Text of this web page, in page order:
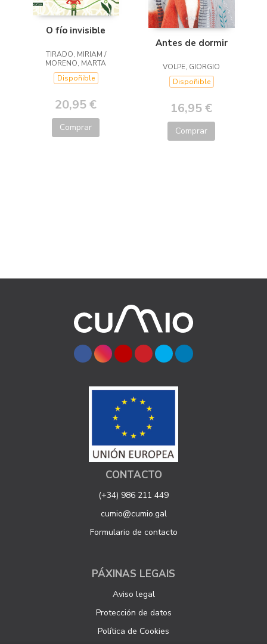
O fío invisible
TIRADO, MIRIAM /
MORENO, MARTA
Dispoñible
20,95 €
Comprar
Antes de dormir
VOLPE, GIORGIO
Dispoñible
16,95 €
Comprar
CONTACTO
(+34) 986 211 449
cumio@cumio.gal
Formulario de contacto
PÁXINAS LEGAIS
Aviso legal
Protección de datos
Política de Cookies